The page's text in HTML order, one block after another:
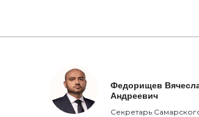
Федорищев
Андреевич
Секретарь